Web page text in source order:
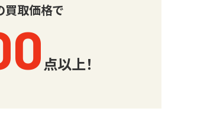
買取価格で
点以上！